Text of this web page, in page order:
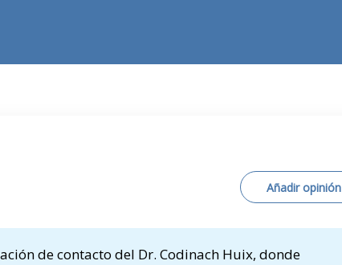
Añadir opinión
de contacto del Dr. Codinach Huix, donde